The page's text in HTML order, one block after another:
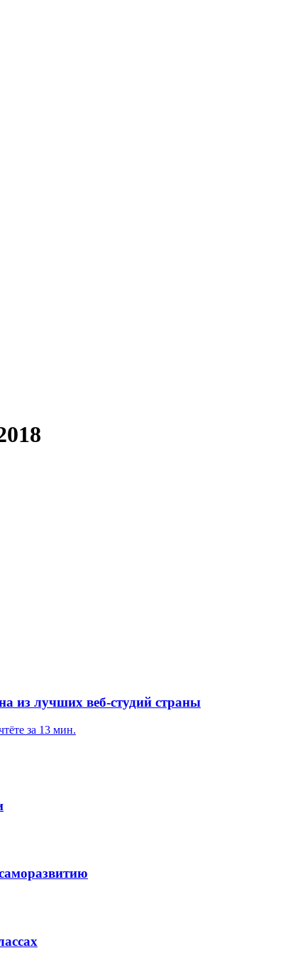
из лучших веб-студий страны
за 13 мин.